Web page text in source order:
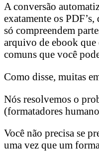
A conversão
exatamente os
só compreendem
arquivo de ebook que
comuns que você
Como disse, muitas
Nós resolvemos o
(formatadores
Você não precisa se
uma vez que um